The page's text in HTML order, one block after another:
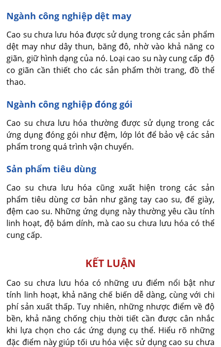
Ngành công nghiệp dệt may
Cao su chưa lưu hóa được sử dụng trong các sản phẩm
dệt may như dây thun, băng đô, nhờ vào khả năng co
giãn, giữ hình dạng của nó. Loại cao su này cung cấp độ
co giãn cần thiết cho các sản phẩm thời trang, đồ thể
thao.
Ngành công nghiệp đóng gói
Cao su chưa lưu hóa thường được sử dụng trong các
ứng dụng đóng gói như đệm, lớp lót để bảo vệ các sản
phẩm trong quá trình vận chuyển.
Sản phẩm tiêu dùng
Cao su chưa lưu hóa cũng xuất hiện trong các sản
phẩm tiêu dùng cơ bản như găng tay cao su, đế giày,
đệm cao su. Những ứng dụng này thường yêu cầu tính
linh hoạt, độ bám dính, mà cao su chưa lưu hóa có thể
cung cấp.
KẾT LUẬN
Cao su chưa lưu hóa có những ưu điểm nổi bật như
tính linh hoạt, khả năng chế biến dễ dàng, cùng với chi
phí sản xuất thấp. Tuy nhiên, những nhược điểm về độ
bền, khả năng chống chịu thời tiết cần được cân nhắc
khi lựa chọn cho các ứng dụng cụ thể. Hiểu rõ những
đặc điểm này giúp tối ưu hóa việc sử dụng cao su chưa